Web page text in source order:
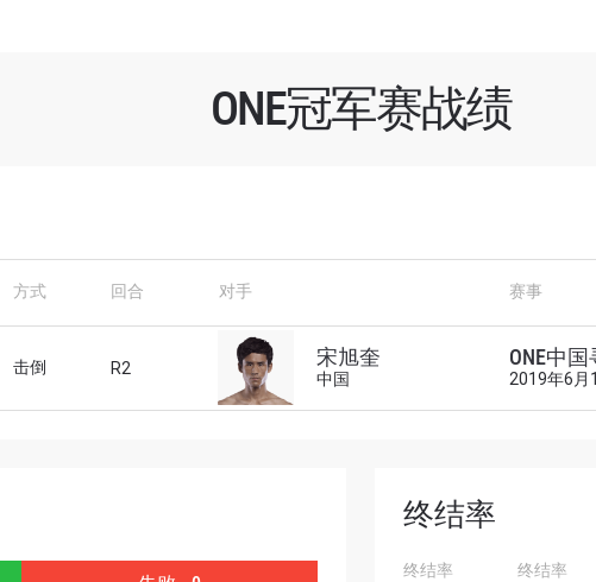
ONE冠军赛战绩
方式 回合 对手 赛事
击倒 R2 宋旭奎
中国
ONE中
2019年6月
终结率
终结率 终结率
对手
浏览了解更多
福利以及优先机遇获得直播场次的最佳座位！
邮箱